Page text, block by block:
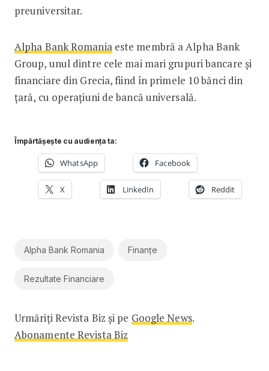
preuniversitar.
Alpha Bank Romaniaeste membră a Alpha Bank
Group, unul dintre cele mai mari grupuri bancare și
financiare din Grecia, fiind în primele 10 bănci din
țară, cu operațiuni de bancă universală.
Împărtășește cu audiența ta:
WhatsApp Facebook
X LinkedIn Reddit
Alpha Bank Romania Finanțe
Rezultate Financiare
Urmăriți Revista Biz și pe Google News.
Abonamente Revista Biz